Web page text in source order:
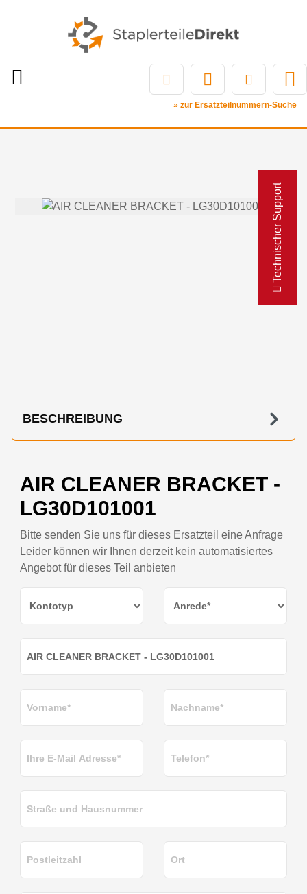
Technischer Support
» zur Ersatzteilnummern-Suche
BESCHREIBUNG
AIR CLEANER BRACKET -
LG30D101001
Bitte senden Sie uns für dieses Ersatzteil eine Anfrage
Leider können wir Ihnen derzeit kein automatisiertes
Angebot für dieses Teil anbieten